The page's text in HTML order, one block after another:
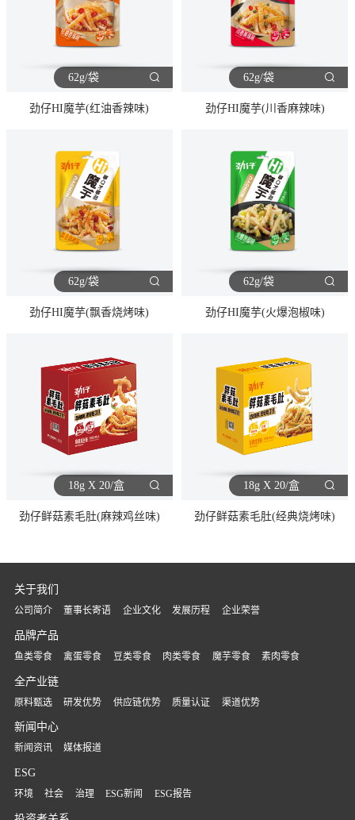
62g/袋
劲仔HI魔芋(红油香辣味)
62g/袋
劲仔HI魔芋(川香麻辣味)
62g/袋
劲仔HI魔芋(飘香烧烤味)
62g/袋
劲仔HI魔芋(火爆泡椒味)
18g X 20/盒
劲仔鲜菇素毛肚(麻辣鸡丝味)
18g X 20/盒
劲仔鲜菇素毛肚(经典烧烤味)
关于我们
公司简介 董事长寄语 企业文化 发展历程 企业荣誉
品牌产品
鱼类零食 禽蛋零食 豆类零食 肉类零食 魔芋零食 素肉零食
全产业链
原料甄选 研发优势 供应链优势 质量认证 渠道优势
新闻中心
新闻资讯 媒体报道
ESG
环境 社会 治理 ESG新闻 ESG报告